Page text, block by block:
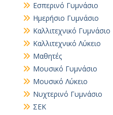
Εσπερινό Γυμνάσιο
Ημερήσιο Γυμνάσιο
Καλλιτεχνικό Γυμνάσιο
Καλλιτεχνικό Λύκειο
Μαθητές
Μουσικό Γυμνάσιο
Μουσικό Λύκειο
Νυχτερινό Γυμνάσιο
ΣΕΚ